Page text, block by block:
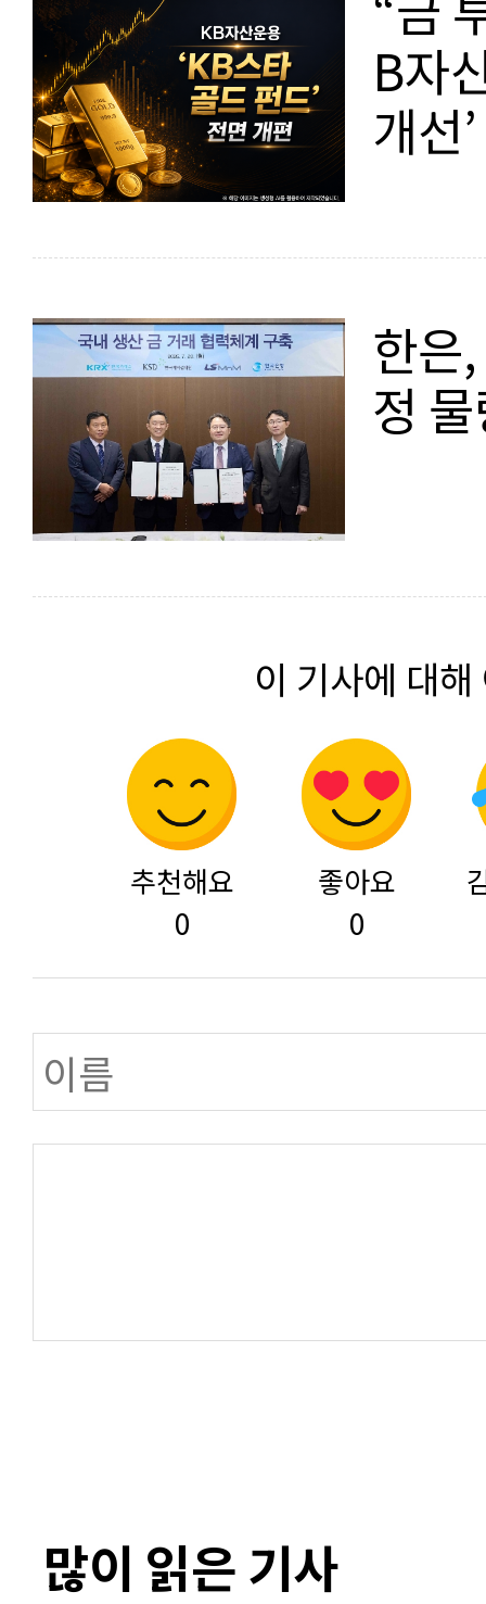
B자
개선’
한은
정
이 기사에 대
추천해요
0
좋아요
0
많이 읽은 기사